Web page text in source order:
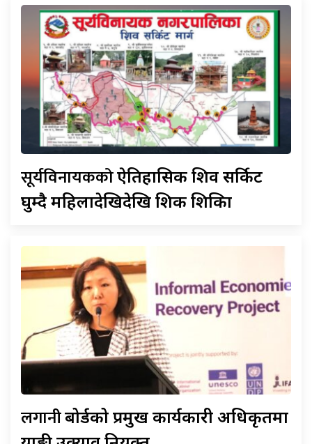
सूर्यविनायककोऐतिहासिक शिव सर्किट
घुम्दै महिलादेखिदेखि शिक्षक शिक्षिका
लगानीबोर्डको प्रमुख कार्यकारी अधिकृतमा